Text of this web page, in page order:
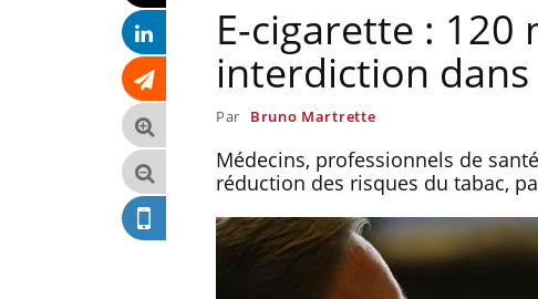
E-cigarette : 120
interdiction
Par Bruno Martrette
Médecins, professionnels de
réduction des risques du tabac,